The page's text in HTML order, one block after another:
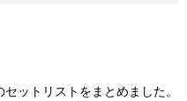
ットリストをまとめました。